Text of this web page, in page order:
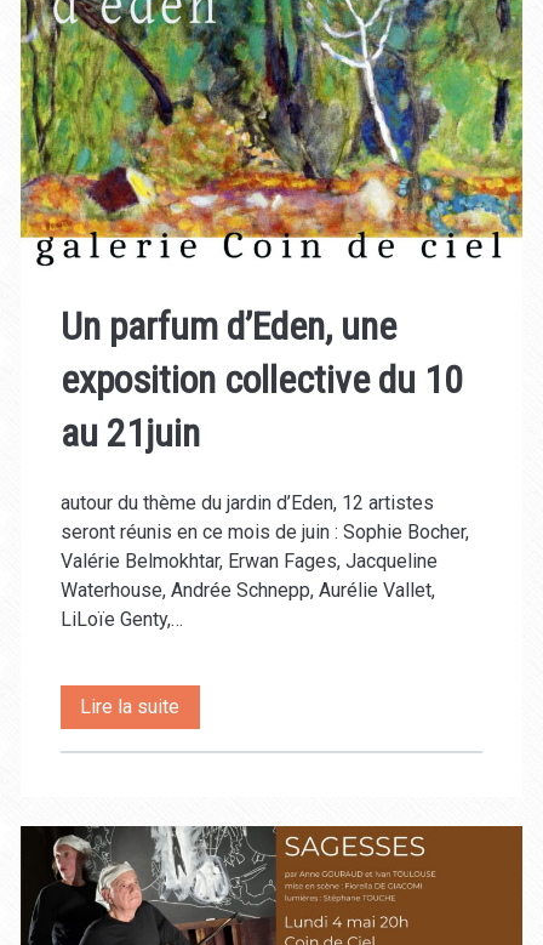
Un parfum d’Eden, une
exposition collective du 10
au 21juin
autour du thème du jardin d’Eden, 12 artistes
seront réunis en ce mois de juin : Sophie Bocher,
Valérie Belmokhtar, Erwan Fages, Jacqueline
Waterhouse, Andrée Schnepp, Aurélie Vallet,
LiLoïe Genty,…
Lire la suite
parfum
une
exposition
collective